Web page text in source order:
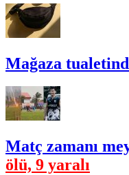
Mağaza
Matç zamanı
ölü, 9 yaralı